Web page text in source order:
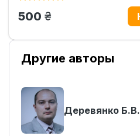
500 грн.
Другие авторы
Деревянко Б.В.